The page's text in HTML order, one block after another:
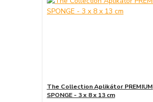
The Collection Aplikátor PREMIUM
SPONGE - 3 x 8 x 13 cm